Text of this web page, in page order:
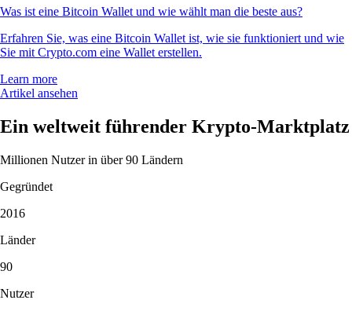
Was ist eine Bitcoin Wallet und wie wählt man die beste aus?
Erfahren Sie, was eine Bitcoin Wallet ist, wie sie funktioniert und wie
Sie mit Crypto.com eine Wallet erstellen.
Learn more
Artikel ansehen
Ein weltweit führender Krypto-Marktplatz
Millionen Nutzer in über 90 Ländern
Gegründet
2016
Länder
90
Nutzer